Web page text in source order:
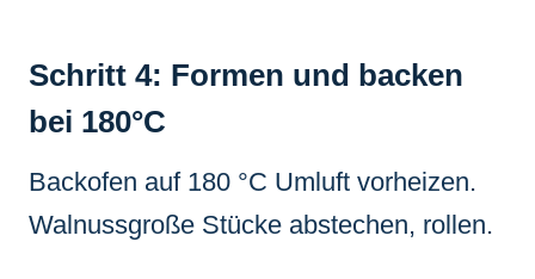
Schritt 4: Formen und backen
bei 180°C
Backofen auf 180 °C Umluft vorheizen.
Walnussgroße Stücke abstechen, rollen.